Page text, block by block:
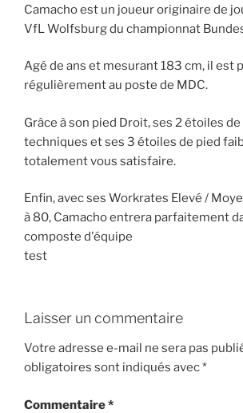
Camacho est un joueur originaire de
VfL Wolfsburg du championnat
Agé de ans et mesurant 183 cm, il est
régulièrement au poste de MDC.
Grâce à son pied Droit, ses 2 étoiles
techniques et ses 3 étoiles de pied
totalement vous satisfaire.
Enfin, avec ses Workrates Elevé /
à 80, Camacho entrera parfaitement
composte d'équipe
test
Laisser un commentaire
Votre adresse e-mail ne sera pas
obligatoires sont indiqués avec*
Commentaire*